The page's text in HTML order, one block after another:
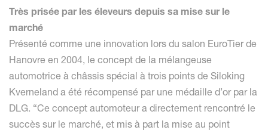
Très prisée par les éleveurs depuis sa mise sur le
marché
Présenté comme une innovation lors du salon EuroTier de
Hanovre en 2004, le concept de la mélangeuse
automotrice à châssis spécial à trois points de Siloking
Kverneland a été récompensé par une médaille d’or par la
DLG. “Ce concept automoteur a directement rencontré le
succès sur le marché, et mis à part la mise au point